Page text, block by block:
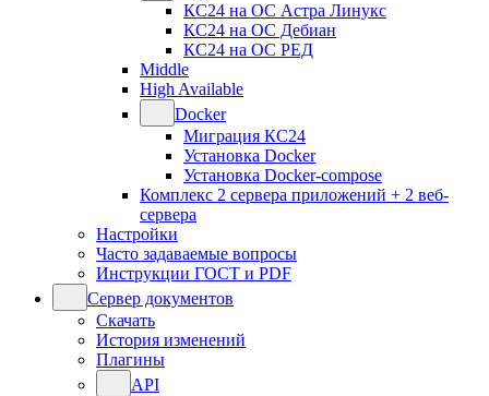
КС24 на ОС Астра Линукс
КС24 на ОС Дебиан
КС24 на ОС РЕД
Middle
High Available
Docker
Миграция КС24
Установка Docker
Установка Docker-compose
Комплекс 2 сервера приложений + 2 веб-
сервера
Настройки
Часто задаваемые вопросы
Инструкции ГОСТ и PDF
Сервер документов
Скачать
История изменений
Плагины
API